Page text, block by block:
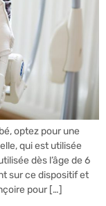
optez pour une
qui est utilisée
dès l’âge de 6
sur ce dispositif et
pour […]